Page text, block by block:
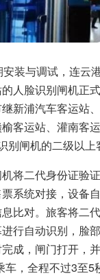
装与调试，连云
人脸识别闸机正
新浦汽车客运站
客运站、灌南客
别闸机的二级以上
将二代身份证验
系统对接，设备
比对。旅客将二
行自动识别，脸
成，闸门打开，
，全程不过3至5